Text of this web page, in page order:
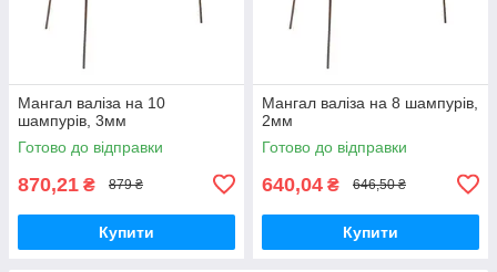
Мангал валіза на 10
шампурів, 3мм
Готово до відправки
870,21 ₴ 879 ₴
Купити
Мангал валіза на 8 шампурів,
2мм
Готово до відправки
640,04 ₴ 646,50 ₴
Купити